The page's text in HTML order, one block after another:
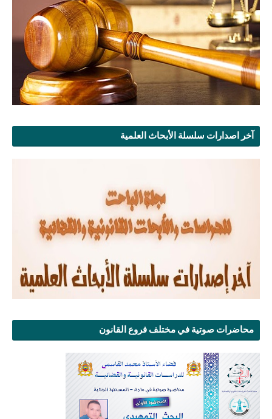
آخر اصدارات سلسلة الأبحاث العلمية
محاضرات صوتية في مختلف فروع القانون